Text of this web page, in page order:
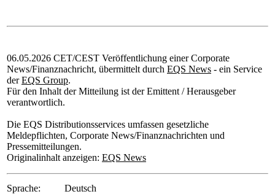
06.05.2026 CET/CEST Veröffentlichung einer Corporate
News/Finanznachricht, übermittelt durch EQS News - ein Service
derEQS Group.
Für den Inhalt der Mitteilung ist der Emittent / Herausgeber
verantwortlich.
Die EQS Distributionsservices umfassen gesetzliche
Meldepflichten, Corporate News/Finanznachrichten und
Pressemitteilungen.
Originalinhalt anzeigen: EQS News
Sprache:
Deutsch